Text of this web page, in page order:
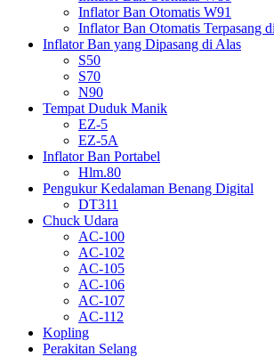
Inflator Ban Otomatis W91
Inflator Ban Otomatis Terpasang
Inflator Ban yang Dipasang di Alas
S50
S70
N90
Tempat Duduk Manik
EZ-5
EZ-5A
Inflator Ban Portabel
Hlm.80
Pengukur Kedalaman Benang Digital
DT311
Chuck Udara
AC-100
AC-102
AC-105
AC-106
AC-107
AC-112
Kopling
Perakitan Selang